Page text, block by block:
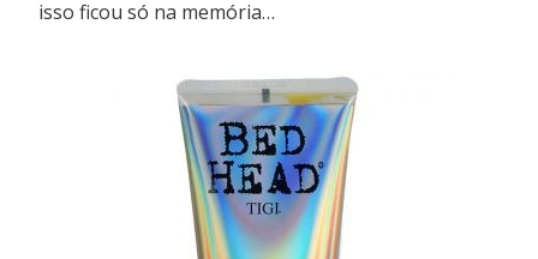
isso ficou só na memória…